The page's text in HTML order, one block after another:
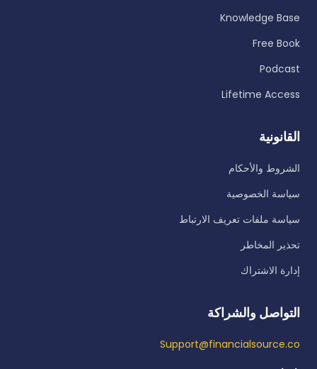
Knowledge Base
Free Book
Podcast
Lifetime Access
القانونية
الشروط والأحكام
سياسة الخصوصية
سياسة ملفات تعريف الارتباط
تحذير المخاطر
إدارة الاشتراك
التواصل والشراكة
Support@financialsource.co